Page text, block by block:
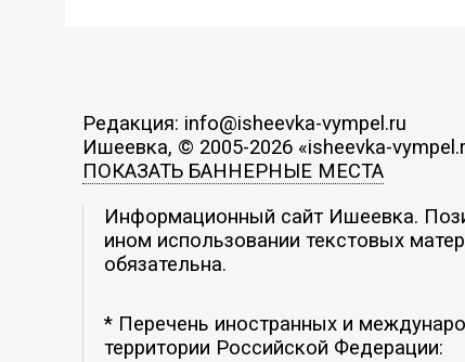
Редакция: info@isheevka-vympel.ru
Ишеевка, © 2005-2026 «isheevka-
ПОКАЗАТЬ БАННЕРНЫЕ МЕСТА
Информационный сайт Ишеевка.
ином использовании текстовых
обязательна.
* Перечень иностранных и
территории Российской Федерации: